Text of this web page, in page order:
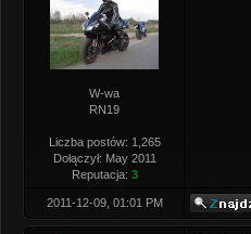
W-wa
RN19
Liczba postów: 1,265
Dołączył: May 2011
Reputacja: 3
2011-12-09, 01:01 PM